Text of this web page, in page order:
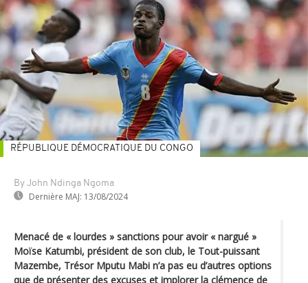
By John Ndinga Ngoma
Dernière MAJ: 13/08/2024
RÉPUBLIQUE DÉMOCRATIQUE DU CONGO
Menacé de « lourdes » sanctions pour avoir « nargué »
Moïse Katumbi, président de son club, le Tout-puissant
Mazembe, Trésor Mputu Mabi n’a pas eu d’autres options
que de présenter des excuses et implorer la clémence de